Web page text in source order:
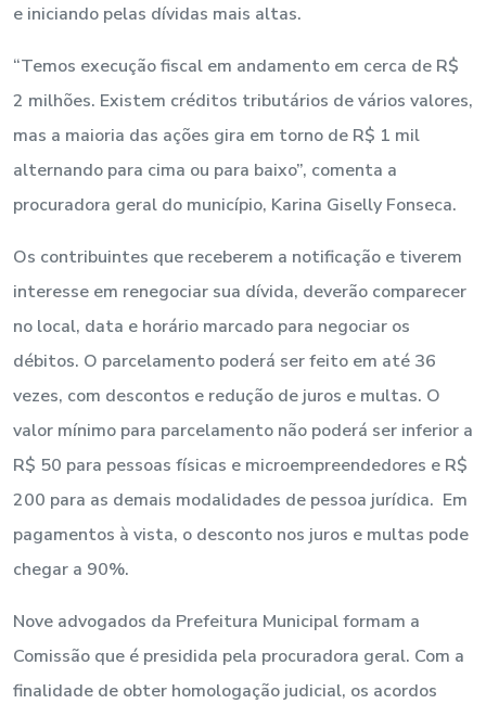
e iniciando pelas dívidas mais altas.
“Temos execução fiscal em andamento em cerca de R$
2 milhões. Existem créditos tributários de vários valores,
mas a maioria das ações gira em torno de R$ 1 mil
alternando para cima ou para baixo”, comenta a
procuradora geral do município, Karina Giselly Fonseca.
Os contribuintes que receberem a notificação e tiverem
interesse em renegociar sua dívida, deverão comparecer
no local, data e horário marcado para negociar os
débitos. O parcelamento poderá ser feito em até 36
vezes, com descontos e redução de juros e multas. O
valor mínimo para parcelamento não poderá ser inferior a
R$ 50 para pessoas físicas e microempreendedores e R$
200 para as demais modalidades de pessoa jurídica. Em
pagamentos à vista, o desconto nos juros e multas pode
chegar a 90%.
Nove advogados da Prefeitura Municipal formam a
Comissão que é presidida pela procuradora geral. Com a
finalidade de obter homologação judicial, os acordos